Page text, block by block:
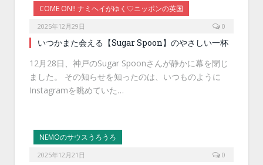
COME ON!! ナミヘイがゆく♡ニッポンの英国
2025年12月29日 0
いつかまた会える【Sugar Spoon】のやさしい一杯
12月28日、神戸のSugar Spoonさんが静かに幕を閉じ
ました。 その知らせを知ったのは、いつものように
Instagramを眺めていた…
NEMOのサウスうろうろ
2025年12月21日 0